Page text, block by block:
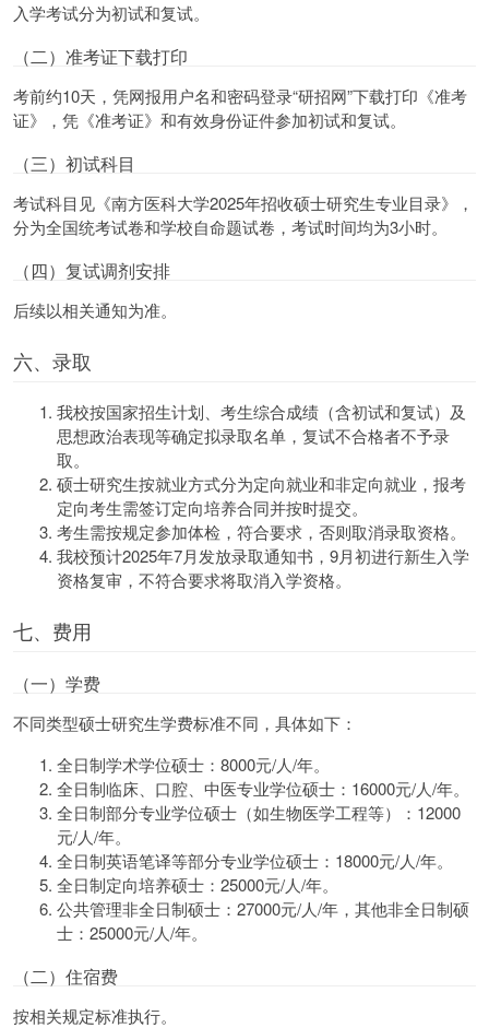
入学考试分为初试和复试。
（二）准考证下载打印
考前约10天，凭网报用户名和密码登录“研招网”下载打印《准考
证》，凭《准考证》和有效身份证件参加初试和复试。
（三）初试科目
考试科目见《南方医科大学2025年招收硕士研究生专业目录》，
分为全国统考试卷和学校自命题试卷，考试时间均为3小时。
（四）复试调剂安排
后续以相关通知为准。
六、录取
我校按国家招生计划、考生综合成绩（含初试和复试）及
思想政治表现等确定拟录取名单，复试不合格者不予录
取。
硕士研究生按就业方式分为定向就业和非定向就业，报考
定向考生需签订定向培养合同并按时提交。
考生需按规定参加体检，符合要求，否则取消录取资格。
我校预计2025年7月发放录取通知书，9月初进行新生入学
资格复审，不符合要求将取消入学资格。
七、费用
（一）学费
不同类型硕士研究生学费标准不同，具体如下：
全日制学术学位硕士：8000元/人/年。
全日制临床、口腔、中医专业学位硕士：16000元/人/年。
全日制部分专业学位硕士（如生物医学工程等）：12000
元/人/年。
全日制英语笔译等部分专业学位硕士：18000元/人/年。
全日制定向培养硕士：25000元/人/年。
公共管理非全日制硕士：27000元/人/年，其他非全日制硕
士：25000元/人/年。
（二）住宿费
按相关规定标准执行。